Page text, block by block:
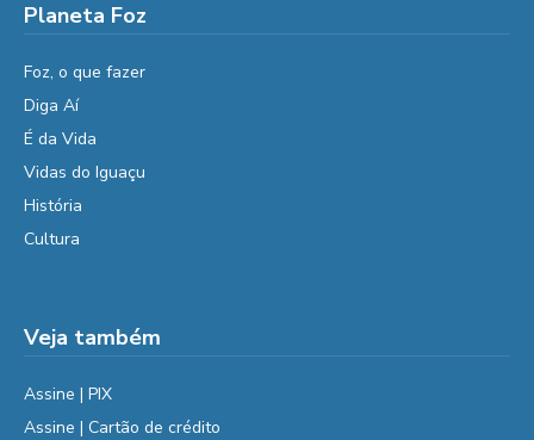
Planeta Foz
Foz, o que fazer
Diga Aí
É da Vida
Vidas do Iguaçu
História
Cultura
Veja também
Assine | PIX
Assine | Cartão de crédito